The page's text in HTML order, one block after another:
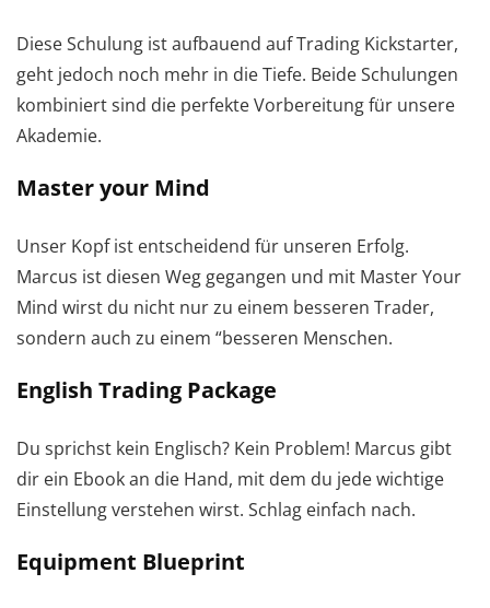
Diese Schulung ist aufbauend auf Trading Kickstarter,
geht jedoch noch mehr in die Tiefe. Beide Schulungen
kombiniert sind die perfekte Vorbereitung für unsere
Akademie.
Master your Mind
Unser Kopf ist entscheidend für unseren Erfolg.
Marcus ist diesen Weg gegangen und mit Master Your
Mind wirst du nicht nur zu einem besseren Trader,
sondern auch zu einem “besseren Menschen.
English Trading Package
Du sprichst kein Englisch? Kein Problem! Marcus gibt
dir ein Ebook an die Hand, mit dem du jede wichtige
Einstellung verstehen wirst. Schlag einfach nach.
Equipment Blueprint